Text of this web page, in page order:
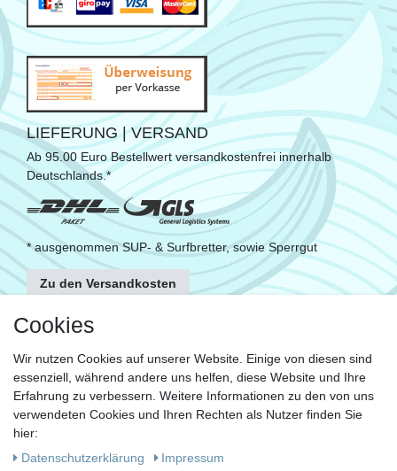
LIEFERUNG | VERSAND
Ab 95.00 Euro Bestellwert versandkostenfrei innerhalb
Deutschlands.*
* ausgenommen SUP- & Surfbretter, sowie Sperrgut
Zu den Versandkosten
FOLGE UNS
KONTAKT
Fragen?
Ruf uns an, mein Team und ich helfen Dir gerne.
Cookies
Wir nutzen Cookies auf unserer Website. Einige von diesen sind
essenziell, während andere uns helfen, diese Website und Ihre
Erfahrung zu verbessern. Weitere Informationen zu den von uns
verwendeten Cookies und Ihren Rechten als Nutzer finden Sie
hier:
Daten­schutz­erklärung
Impressum